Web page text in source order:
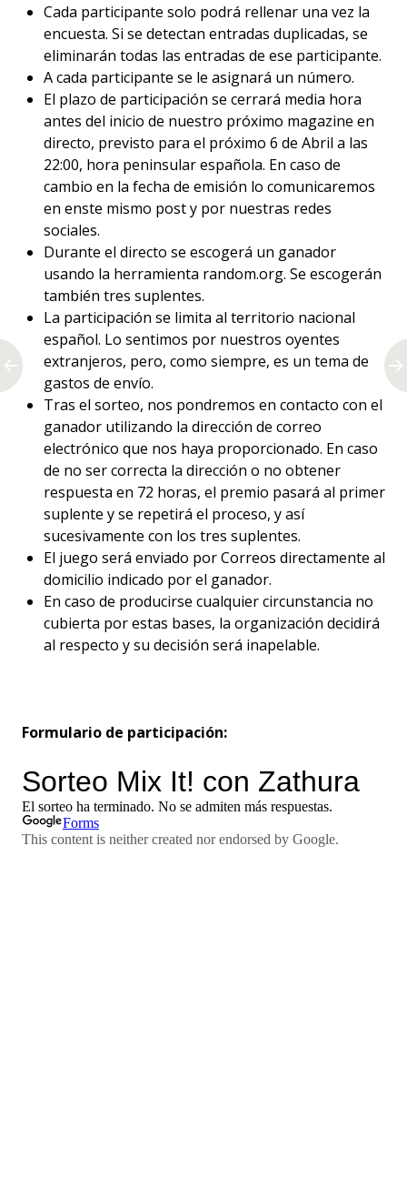
Cada participante solo podrá rellenar una vez la
encuesta. Si se detectan entradas duplicadas, se
eliminarán todas las entradas de ese participante.
A cada participante se le asignará un número.
El plazo de participación se cerrará media hora
antes del inicio de nuestro próximo magazine en
directo, previsto para el próximo 6 de Abril a las
22:00, hora peninsular española. En caso de
cambio en la fecha de emisión lo comunicaremos
en enste mismo post y por nuestras redes
sociales.
Durante el directo se escogerá un ganador
usando la herramienta random.org. Se escogerán
también tres suplentes.
La participación se limita al territorio nacional
español. Lo sentimos por nuestros oyentes
extranjeros, pero, como siempre, es un tema de
gastos de envío.
Tras el sorteo, nos pondremos en contacto con el
ganador utilizando la dirección de correo
electrónico que nos haya proporcionado. En caso
de no ser correcta la dirección o no obtener
respuesta en 72 horas, el premio pasará al primer
suplente y se repetirá el proceso, y así
sucesivamente con los tres suplentes.
El juego será enviado por Correos directamente al
domicilio indicado por el ganador.
En caso de producirse cualquier circunstancia no
cubierta por estas bases, la organización decidirá
al respecto y su decisión será inapelable.
Formulario de participación: